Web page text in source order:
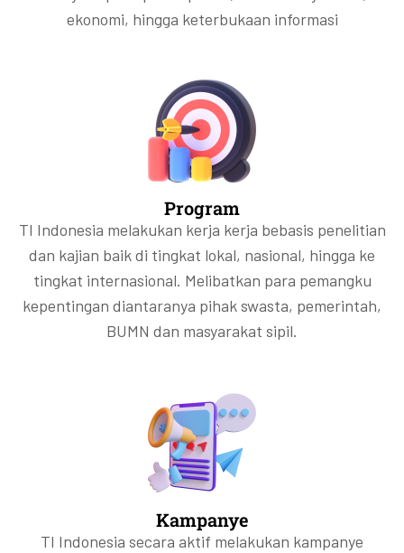
ekonomi, hingga keterbukaan informasi
Program
TI Indonesia melakukan kerja kerja bebasis penelitian
dan kajian baik di tingkat lokal, nasional, hingga ke
tingkat internasional. Melibatkan para pemangku
kepentingan diantaranya pihak swasta, pemerintah,
BUMN dan masyarakat sipil.
Kampanye
TI Indonesia secara aktif melakukan kampanye